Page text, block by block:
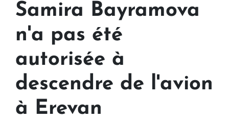
Samira Bayramova
n'a pas été
autorisée à
descendre de l'avion
à Erevan